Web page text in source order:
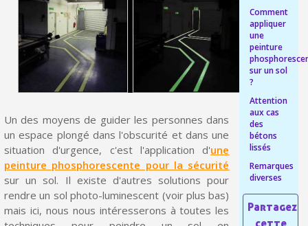
Livraison sous 24 h en France Métropolitaine
Livraison offerte en France métropolitaine pour 250€ d'achats
Paiement en 4x sans frais dès 30€ d'achats
Votre devis en ligne en moins d'1 minute
Partagez vos créations et obtenez des bons d'achat
Gagnez des points de fidélité à chaque commande
Livraison sous 24 h en France Métropolitaine
Retour produits sous 14 jours
Réduction de 5€ sur la première commande
Un des moyens de guider les personnes dans
un espace plongé dans l'obscurité et dans une
situation d'urgence, c'est l'application d'une
peinture phosphorescente pour la sécurité
sur un sol. Il existe d'autres solutions pour
rendre un sol photo-luminescent (voir plus bas)
mais ici, nous nous intéresserons à toutes les
Comment
appliquer
une
peinture
sur un sol
?
Attention
aux cas
des
bétons
lissés
Remarques
diverses